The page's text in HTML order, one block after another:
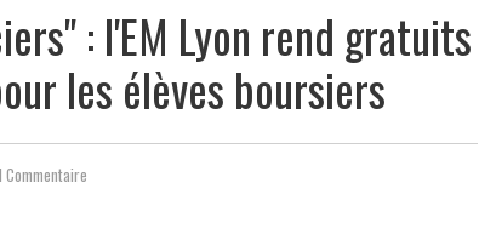
: l'EM Lyon rend gratuits
les élèves boursiers
Commentaire